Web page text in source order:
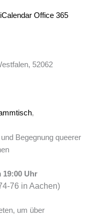
iCalendar Office 365
52062
,
Begegnung queerer
19:00 Uhr
76 in Aachen)
um über